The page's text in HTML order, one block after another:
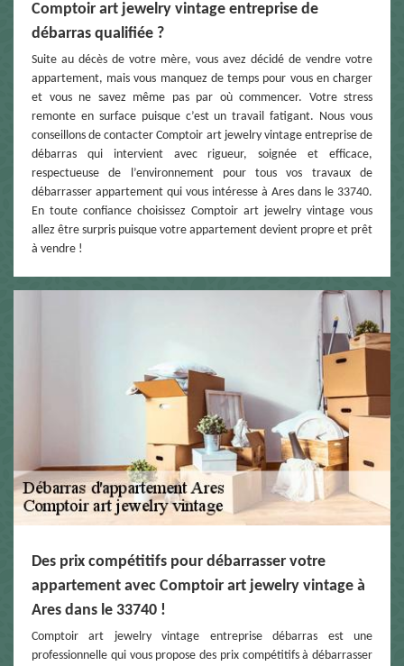
Comptoir art jewelry vintage entreprise de
débarras qualifiée ?
Suite au décès de votre mère, vous avez décidé de vendre votre
appartement, mais vous manquez de temps pour vous en charger
et vous ne savez même pas par où commencer. Votre stress
remonte en surface puisque c’est un travail fatigant. Nous vous
conseillons de contacter Comptoir art jewelry vintage entreprise de
débarras qui intervient avec rigueur, soignée et efficace,
respectueuse de l’environnement pour tous vos travaux de
débarrasser appartement qui vous intéresse à Ares dans le 33740.
En toute confiance choisissez Comptoir art jewelry vintage vous
allez être surpris puisque votre appartement devient propre et prêt
à vendre !
Des prix compétitifs pour débarrasser votre
appartement avec Comptoir art jewelry vintage à
Ares dans le 33740 !
Comptoir art jewelry vintage entreprise débarras est une
professionnelle qui vous propose des prix compétitifs à débarrasser